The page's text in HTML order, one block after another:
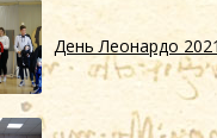
День Леонардо 2021